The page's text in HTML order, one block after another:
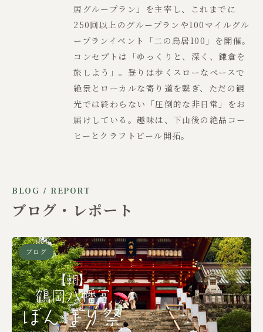
居グループラン」を主宰し、これまでに
250回以上のグループランや100マイルグル
ープランイベント「二の鳥居100」を開催。
コンセプトは「ゆっくりと、深く、鎌倉を
旅しよう」。登りは歩くスローなペースで
絶景とローカルな寄り道を繋ぎ、ただの観
光では終わらない「圧倒的な非日常」をお
届けしている。趣味は、下山後の絶品コー
ヒーとクラフトビール開拓。
BLOG / REPORT
ブログ・レポート
ブログ